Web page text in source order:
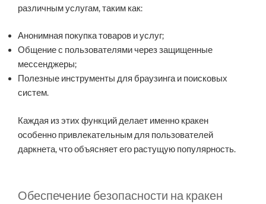
различным услугам, таким как:
Анонимная покупка товаров и услуг;
Общение с пользователями через защищенные
мессенджеры;
Полезные инструменты для браузинга и поисковых
систем.
Каждая из этих функций делает именно кракен
особенно привлекательным для пользователей
даркнета, что объясняет его растущую популярность.
Обеспечение безопасности на кракен